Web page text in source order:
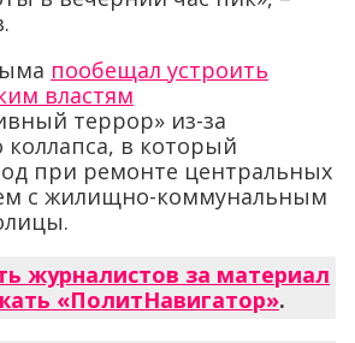
пообещал устроить
властям
террор» из-за
коллапса, в который
при ремонте центральных
с жилищно-коммунальным
журналистов за материал
«ПолитНавигатор».